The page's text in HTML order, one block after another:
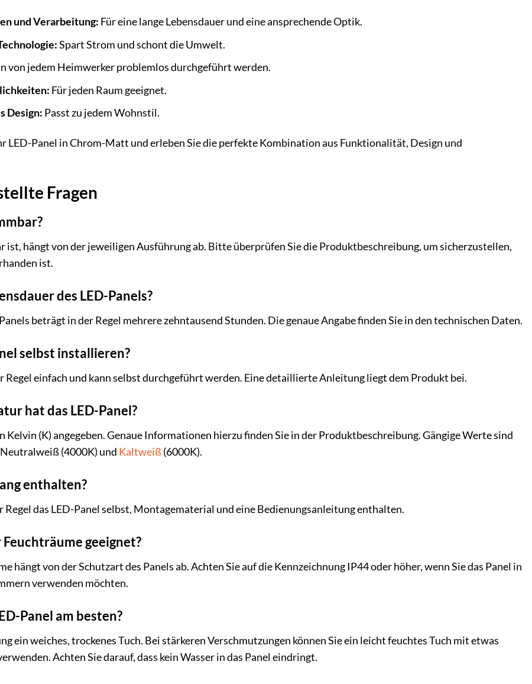
und Verarbeitung: Für eine lange Lebensdauer und eine ansprechende Optik.
Spart Strom und schont die Umwelt.
von jedem Heimwerker problemlos durchgeführt werden.
Für jeden Raum geeignet.
Design: Passt zu jedem Wohnstil.
LED-Panel in Chrom-Matt und erleben Sie die perfekte Kombination aus Funktionalität, Design und
Fragen
ist, hängt von der jeweiligen Ausführung ab. Bitte überprüfen Sie die Produktbeschreibung, um sicherzustellen,
ist.
des LED-Panels?
beträgt in der Regel mehrere zehntausend Stunden. Die genaue Angabe finden Sie in den technischen Daten.
selbst installieren?
Regel einfach und kann selbst durchgeführt werden. Eine detaillierte Anleitung liegt dem Produkt bei.
hat das LED-Panel?
(K) angegeben. Genaue Informationen hierzu finden Sie in der Produktbeschreibung. Gängige Werte sind
(4000K) und Kaltweiß(6000K).
enthalten?
Regel das LED-Panel selbst, Montagematerial und eine Bedienungsanleitung enthalten.
geeignet?
hängt von der Schutzart des Panels ab. Achten Sie auf die Kennzeichnung IP44 oder höher, wenn Sie das Panel in
verwenden möchten.
Panel am besten?
ein weiches, trockenes Tuch. Bei stärkeren Verschmutzungen können Sie ein leicht feuchtes Tuch mit etwas
Achten Sie darauf, dass kein Wasser in das Panel eindringt.